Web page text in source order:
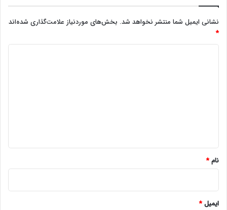
نشانی ایمیل شما منتشر نخواهد شد. بخش‌های موردنیاز علامت‌گذاری شده‌اند
*
نام*
ایمیل*